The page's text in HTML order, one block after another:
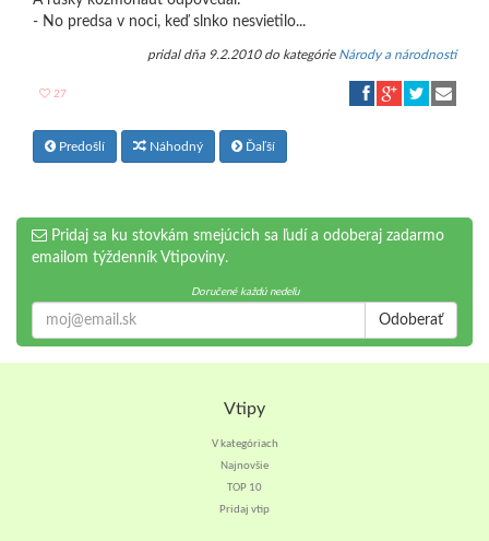
- No predsa v noci, keď slnko nesvietilo...
pridal dňa 9.2.2010 do kategórie Národy a národnosti
27
Predošlí Náhodný Ďaľší
Pridaj sa ku stovkám smejúcich sa ľudí a odoberaj zadarmo
emailom týždenník Vtipoviny.
Doručené každú nedeľu
Odoberať
Vtipy
V kategóriach
Najnovšie
TOP 10
Pridaj vtip